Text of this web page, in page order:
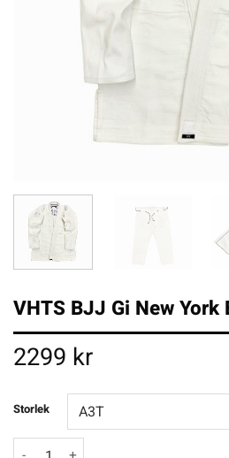
VHTS BJJ Gi New
2299 kr
Storlek
VHTS BJJ Gi New York Edition vit